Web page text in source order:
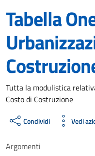
Tabella
Dettagli del
Tutta la modulistica
Costo di Costruzione
Condividi Vedi
Argomenti